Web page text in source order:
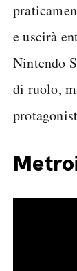
e uscirà
Nintendo
di ruolo,